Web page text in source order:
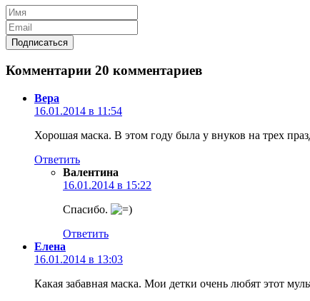
Комментарии 20 комментариев
Вера
16.01.2014 в 11:54
Хорошая маска. В этом году была у внуков на трех
Ответить
Валентина
16.01.2014 в 15:22
Спасибо.
Ответить
Елена
16.01.2014 в 13:03
Какая забавная маска. Мои детки очень любят этот